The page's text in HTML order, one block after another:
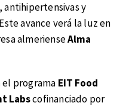
y
avance verá la luz en
almerienseAlma
programa EIT Food
Labscofinanciado por